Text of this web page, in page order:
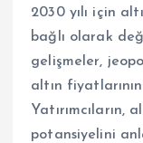
2030 yılı için
bağlı olarak
gelişmeler,
altın
Yatırımcıların,
potansiyelini